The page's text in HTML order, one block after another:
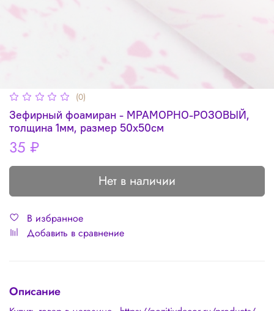
(0)
Зефирный фоамиран - МРАМОРНО-РОЗОВЫЙ,
толщина 1мм, размер 50х50см
35 ₽
Нет в наличии
В избранное
Добавить в сравнение
Описание